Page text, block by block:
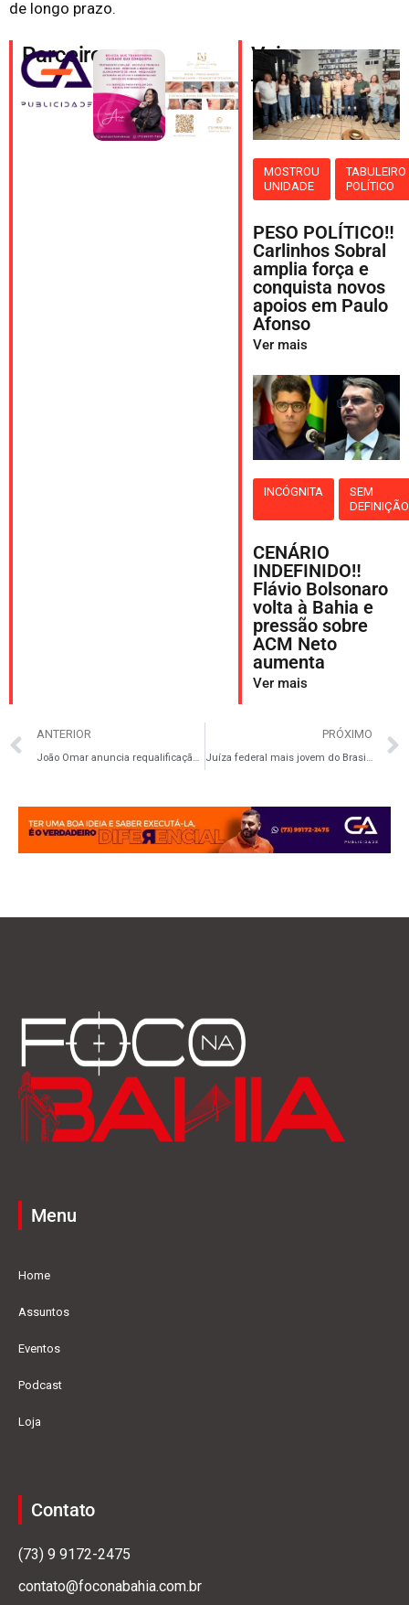
de longo prazo.
Parceiros
Veja
também
MOSTROU
UNIDADE
TABULEIRO
POLÍTICO
PESO POLÍTICO‼️
Carlinhos Sobral
amplia força e
conquista novos
apoios em Paulo
Afonso
Ver mais
INCÓGNITA
SEM
DEFINIÇÃO
CENÁRIO
INDEFINIDO‼️
Flávio Bolsonaro
volta à Bahia e
pressão sobre
ACM Neto
aumenta
Ver mais
ANTERIOR
João Omar anuncia requalificação do pronto-socorro do Hospital de Base de Itabuna
PRÓXIMO
Juíza federal mais jovem do Brasil inicia atuação em Ilhéus
Menu
Home
Assuntos
Eventos
Podcast
Loja
Contato
(73) 9 9172-2475
contato@foconabahia.com.br